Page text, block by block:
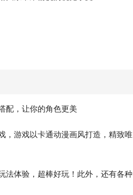
配，让你的角色更美
，游戏以卡通动漫画风打造，精致唯
法体验，超棒好玩！此外，还有各种